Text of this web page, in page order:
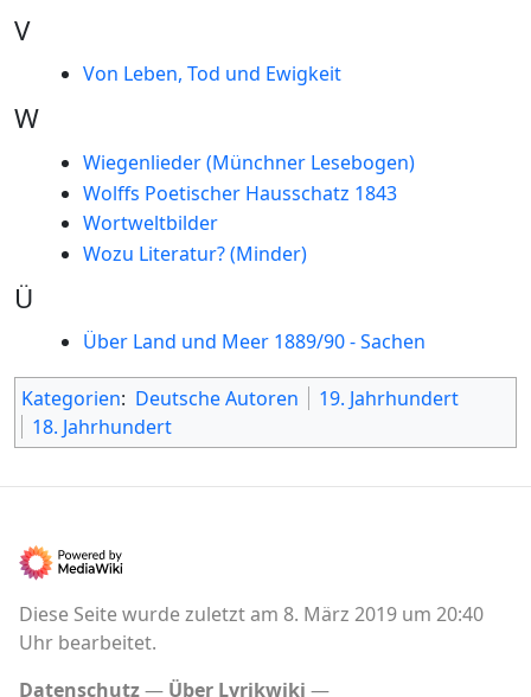
V
Von Leben, Tod und Ewigkeit
W
Wiegenlieder (Münchner Lesebogen)
Wolffs Poetischer Hausschatz 1843
Wortweltbilder
Wozu Literatur? (Minder)
Ü
Über Land und Meer 1889/90 - Sachen
Kategorien: Deutsche Autoren
19. Jahrhundert
18. Jahrhundert
Diese Seite wurde zuletzt am 8. März 2019 um 20:40
Uhr bearbeitet.
Datenschutz
Über Lyrikwiki